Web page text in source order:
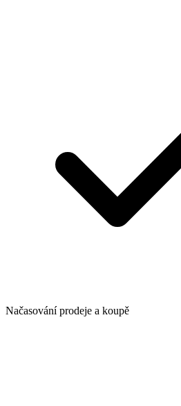
Načasování prodeje a koupě